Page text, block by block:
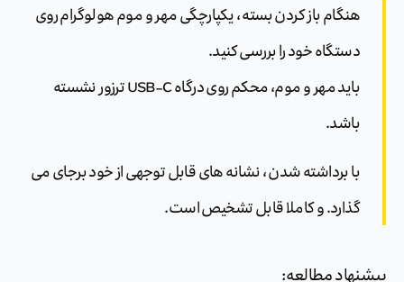
هنگام باز کردن بسته ، یکپارچگی مهر و موم هولوگرام روی
دستگاه خود را بررسی کنید.
باید مهر و موم، محکم روی درگاه USB-C ترزور نشسته
باشد.
با برداشته شدن ، نشانه های قابل توجهی از خود برجای می
گذارد. و کاملا قابل تشخیص است.
پیشنهاد مطالعه: